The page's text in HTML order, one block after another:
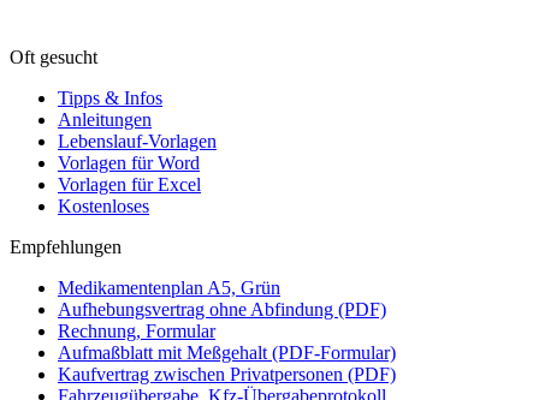
Oft gesucht
Tipps & Infos
Anleitungen
Lebenslauf-Vorlagen
Vorlagen für Word
Vorlagen für Excel
Kostenloses
Empfehlungen
Medikamentenplan A5, Grün
Aufhebungsvertrag ohne Abfindung (PDF)
Rechnung, Formular
Aufmaßblatt mit Meßgehalt (PDF-Formular)
Kaufvertrag zwischen Privatpersonen (PDF)